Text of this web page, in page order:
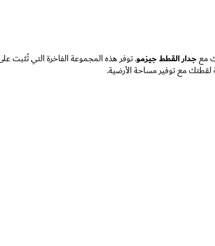
معجدار القطط جيزمو. توفر هذه المجموعة الفاخرة التي
لقطتك مع توفير مساحة الأرضية.